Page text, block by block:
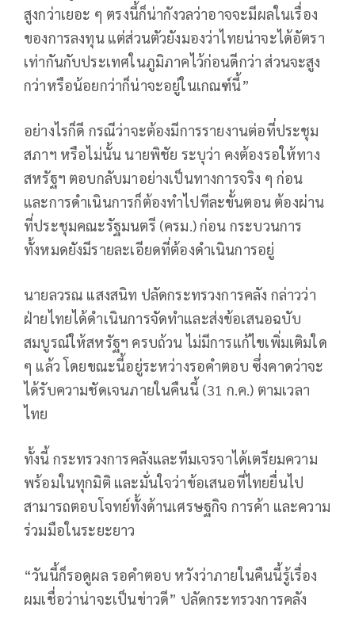
สูงกว่าเยอะ ๆ ตรงนี้ก็น่ากังวลว่าอาจจะมีผลในเรื่อง
ของการลงทุน แต่ส่วนตัวยังมองว่าไทยน่าจะได้อัตรา
เท่ากันกับประเทศในภูมิภาคไว้ก่อนดีกว่า ส่วนจะสูง
กว่าหรือน้อยกว่าก็น่าจะอยู่ในเกณฑ์นี้”
อย่างไรก็ดี กรณีว่าจะต้องมีการรายงานต่อที่ประชุม
สภาฯ​ หรือไม่นั้น นายพิชัย ระบุว่า คงต้องรอให้ทาง
สหรัฐฯ ตอบกลับมาอย่างเป็นทางการจริง ๆ ก่อน
และการดำเนินการก็ต้องทำไปทีละขั้นตอน ต้องผ่าน
ที่ประชุมคณะรัฐมนตรี (ครม.) ก่อน กระบวนการ
ทั้งหมดยังมีรายละเอียดที่ต้องดำเนินการอยู่
นายลวรณ แสงสนิท ปลัดกระทรวงการคลัง กล่าวว่า
ฝ่ายไทยได้ดำเนินการจัดทำและส่งข้อเสนอฉบับ
สมบูรณ์ให้สหรัฐฯ ครบถ้วน ไม่มีการแก้ไขเพิ่มเติมใด
ๆ แล้ว โดยขณะนี้อยู่ระหว่างรอคำตอบ ซึ่งคาดว่าจะ
ได้รับความชัดเจนภายในคืนนี้ (31 ก.ค.) ตามเวลา
ไทย
ทั้งนี้ กระทรวงการคลังและทีมเจรจาได้เตรียมความ
พร้อมในทุกมิติ และมั่นใจว่าข้อเสนอที่ไทยยื่นไป
สามารถตอบโจทย์ทั้งด้านเศรษฐกิจ การค้า และความ
ร่วมมือในระยะยาว
“วันนี้ก็รอดูผล รอคำตอบ หวังว่าภายในคืนนี้รู้เรื่อง
ผมเชื่อว่าน่าจะเป็นข่าวดี” ปลัดกระทรวงการคลัง